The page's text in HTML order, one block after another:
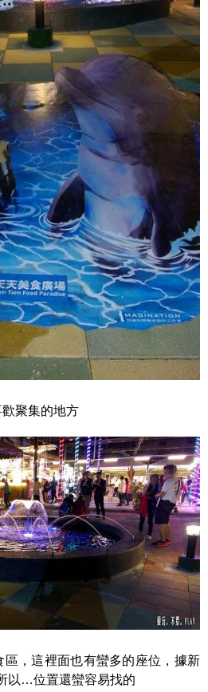
聚集的地方
，這裡面也有蠻多的座位，據新
以…位置還蠻容易找的